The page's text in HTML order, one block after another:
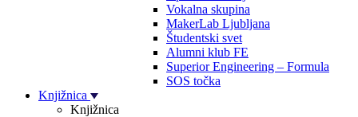
Vokalna skupina
MakerLab Ljubljana
Študentski svet
Alumni klub FE
Superior Engineering – Formula
SOS točka
Knjižnica
Knjižnica